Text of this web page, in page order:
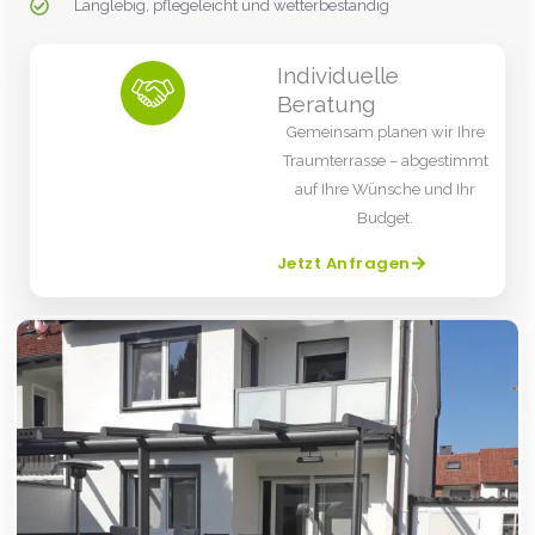
Langlebig, pflegeleicht und wetterbeständig
Individuelle
Beratung
Gemeinsam planen wir Ihre
Traumterrasse – abgestimmt
auf Ihre Wünsche und Ihr
Budget.
Jetzt Anfragen